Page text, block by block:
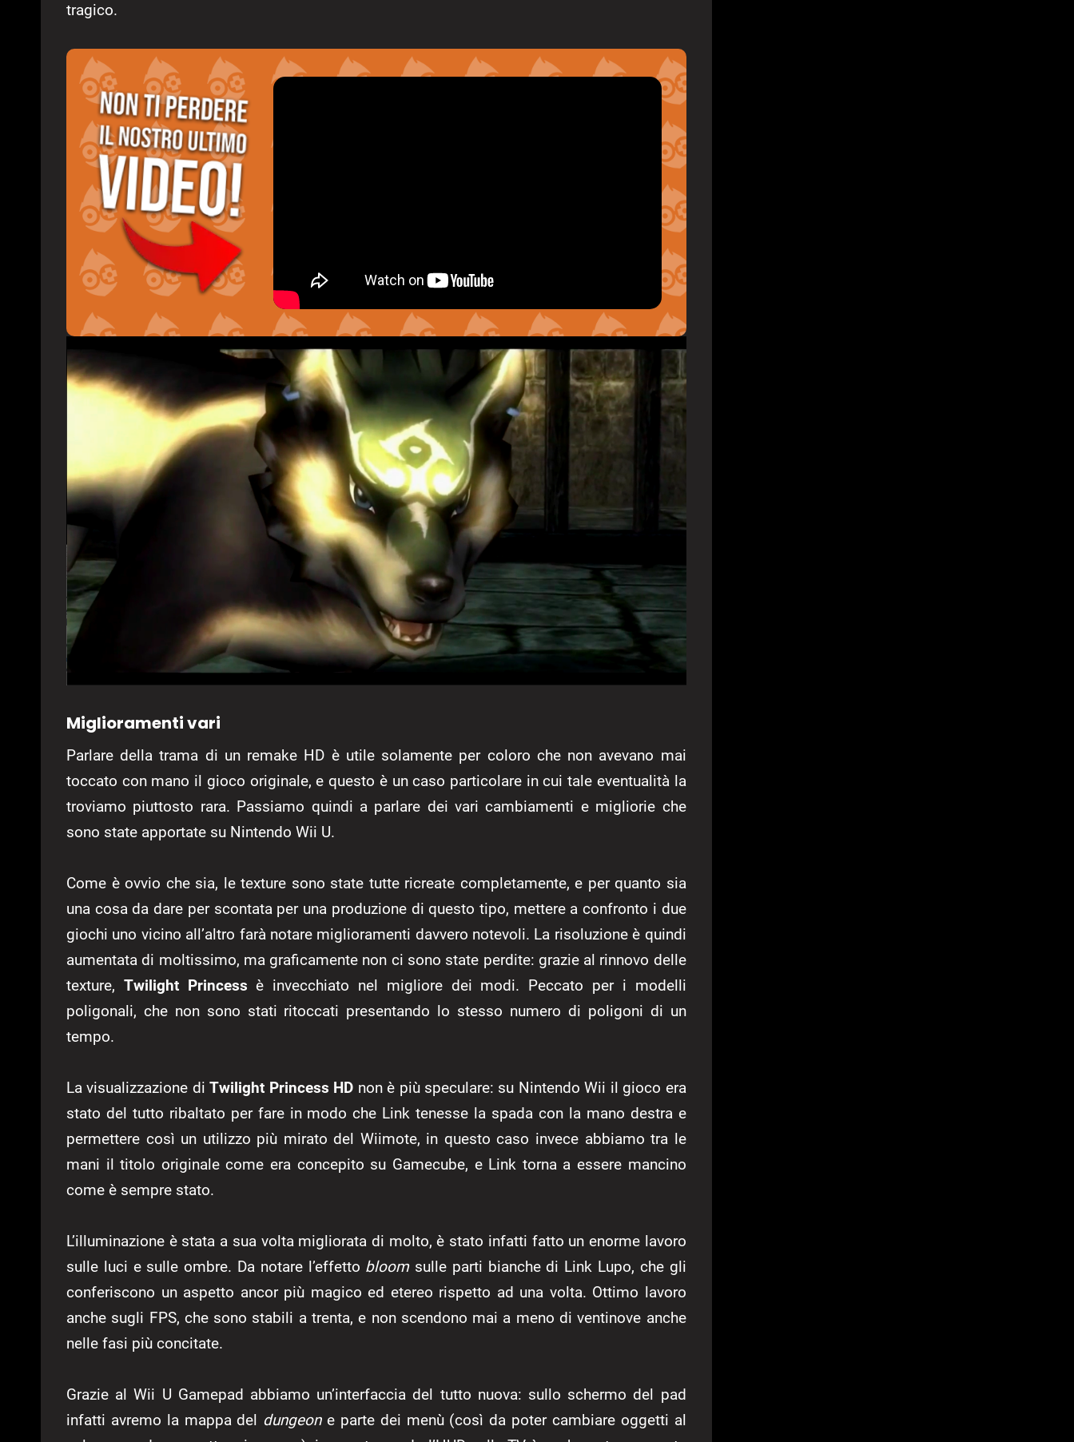
tragico.
Miglioramenti vari
Parlare della trama di un remake HD è utile solamente per coloro che non avevano mai
toccato con mano il gioco originale, e questo è un caso particolare in cui tale eventualità la
troviamo piuttosto rara. Passiamo quindi a parlare dei vari cambiamenti e migliorie che
sono state apportate su Nintendo Wii U.
Come è ovvio che sia, le texture sono state tutte ricreate completamente, e per quanto sia
una cosa da dare per scontata per una produzione di questo tipo, mettere a confronto i due
giochi uno vicino all’altro farà notare miglioramenti davvero notevoli. La risoluzione è quindi
aumentata di moltissimo, ma graficamente non ci sono state perdite: grazie al rinnovo delle
texture, Twilight Princess è invecchiato nel migliore dei modi. Peccato per i modelli
poligonali, che non sono stati ritoccati presentando lo stesso numero di poligoni di un
tempo.
La visualizzazione diTwilight Princess HD non è più speculare: su Nintendo Wii il gioco era
stato del tutto ribaltato per fare in modo che Link tenesse la spada con la mano destra e
permettere così un utilizzo più mirato del Wiimote, in questo caso invece abbiamo tra le
mani il titolo originale come era concepito su Gamecube, e Link torna a essere mancino
come è sempre stato.
L’illuminazione è stata a sua volta migliorata di molto, è stato infatti fatto un enorme lavoro
sulle luci e sulle ombre. Da notare l’effetto bloomsulle parti bianche di Link Lupo, che gli
conferiscono un aspetto ancor più magico ed etereo rispetto ad una volta. Ottimo lavoro
anche sugli FPS, che sono stabili a trenta, e non scendono mai a meno di ventinove anche
nelle fasi più concitate.
Grazie al Wii U Gamepad abbiamo un’interfaccia del tutto nuova: sullo schermo del pad
infatti avremo la mappa del dungeone parte dei menù (così da poter cambiare oggetti al